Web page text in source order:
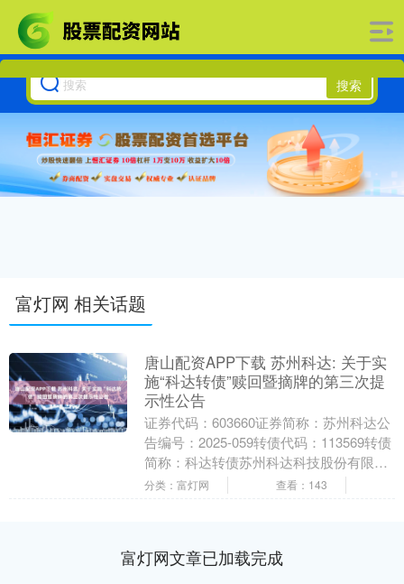
搜索
富灯网 相关话题
唐山配资APP下载 苏州科达: 关于实
施“科达转债”赎回暨摘牌的第三次提
示性公告
证券代码：603660证券简称：苏州科达公
告编号：2025-059转债代码：113569转债
简称：科达转债苏州科达科技股份有限公
司关于实施“科达转债”赎回暨摘牌....
分类：富灯网 查看：143
富灯网文章已加载完成